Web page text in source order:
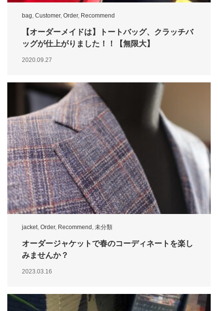
bag, Customer, Order, Recommend
【オーダーメイドは】トートバッグ、クラッチバ
ッグが仕上がりました！！【無限大】
2020.09.27
jacket Order, Recommend 未分類
オーダージャケットで春のコーディネートを楽し
みませんか？
2023.03.16